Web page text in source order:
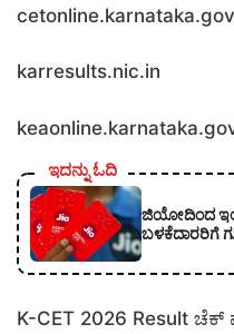
karresults.nic.in
ಇದನ್ನು ಓದಿ
ಜಿಯೋದಿಂದ
ಬಳಕೆದಾರರಿಗೆ
K-CET 2026 Result